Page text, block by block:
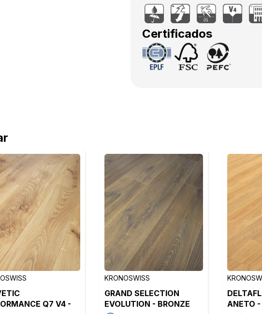
Certificados
Q7 V4 -
KRONOSWISS
GRAND SELECTION
EVOLUTION - BRONZE
ANETO